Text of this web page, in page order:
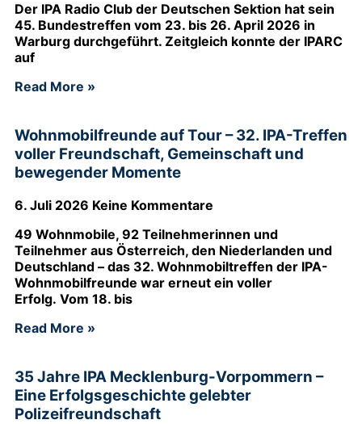
Der IPA Radio Club der Deutschen Sektion hat sein
45. Bundestreffen vom 23. bis 26. April 2026 in
Warburg durchgeführt. Zeitgleich konnte der IPARC
auf
Read More »
Wohnmobilfreunde auf Tour – 32. IPA-Treffen
voller Freundschaft, Gemeinschaft und
bewegender Momente
6. Juli 2026 Keine Kommentare
49 Wohnmobile, 92 Teilnehmerinnen und
Teilnehmer aus Österreich, den Niederlanden und
Deutschland – das 32. Wohnmobiltreffen der IPA-
Wohnmobilfreunde war erneut ein voller
Erfolg. Vom 18. bis
Read More »
35 Jahre IPA Mecklenburg-Vorpommern –
Eine Erfolgsgeschichte gelebter
Polizeifreundschaft